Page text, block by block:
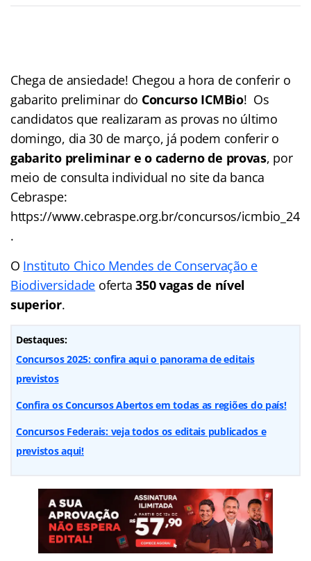
Chega de ansiedade! Chegou a hora de conferir o
gabarito preliminar do Concurso ICMBio! Os
candidatos que realizaram as provas no último
domingo, dia 30 de março, já podem conferir o
gabarito preliminar e o caderno de provas, por
meio de consulta individual no site da banca
Cebraspe:
https://www.cebraspe.org.br/concursos/icmbio_24
.
O Instituto Chico Mendes de Conservação e
Biodiversidade oferta350 vagas de nível
superior.
Destaques:
Concursos 2025: confira aqui o panorama de editais
previstos
Confira os Concursos Abertos em todas as regiões do país!
Concursos Federais: veja todos os editais publicados e
previstos aqui!